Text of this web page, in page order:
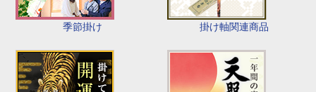
季節掛け 掛け軸関連商品